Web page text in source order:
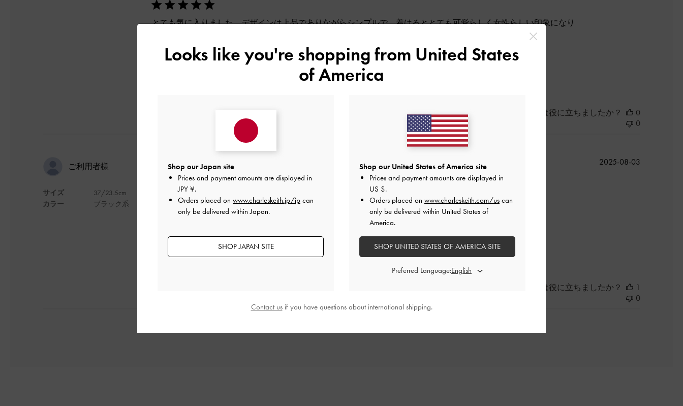
とても気に入りました。デザインは上品でありながらシンプルで、着けるととても可愛らしく女性らしい印象になり
デザイン 品質
とてもよかった
快適さ
このレビューは役に立ちましたか？
0
0
ご利用者様
サイズ
カラー
37/23.5cm
ブラック系
上品でかわいい♡
普段23. 5の私はピッタリでした！
ヒールは低いのにデザインが上品でデートでももってこいです＾＾
とてもよかった とてもよかった
快適さ
とてもよかった
公
2025-08-03
このレビューは役に立ちましたか？
1
0
Looks like you're shopping from United States
of America
Shop our Japan site
Prices and payment amounts are displayed in
JPY ¥.
Orders placed on www.charleskeith.jp/jp can
only be delivered within Japan.
SHOP JAPAN SITE
Shop our United States of America site
Prices and payment amounts are displayed in
US $.
Orders placed on www.charleskeith.com/us can
only be delivered within United States of
America.
SHOP UNITED STATES OF AMERICA SITE
Preferred Language:
Contact usif you have questions about international shipping.